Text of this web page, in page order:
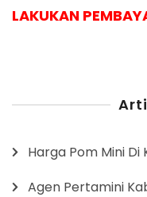
LAKUKAN
Harga Pom Mini
Agen Pertamini